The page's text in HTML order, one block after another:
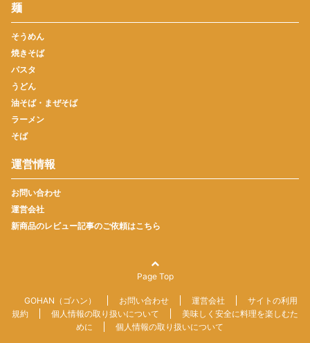
麺
そうめん
焼きそば
パスタ
うどん
油そば・まぜそば
ラーメン
そば
運営情報
お問い合わせ
運営会社
新商品のレビュー記事のご依頼はこちら
Page Top
GOHAN（ゴハン） お問い合わせ 運営会社
サイトの利用
規約
個人情報の取り扱いについて
美味しく安全に料理を楽しむた
めに
個人情報の取り扱いについて